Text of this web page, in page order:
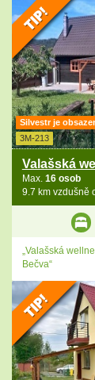
Silvestr je
3M-213
Valašská
Max. 16 osob
9.7 km vzdušně
„Valašská
Bečva“